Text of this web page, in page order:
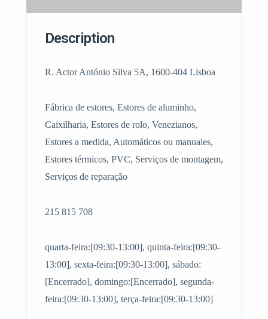
Description
R. Actor António Silva 5A, 1600-404 Lisboa
Fábrica de estores, Estores de aluminho,
Caixilharia, Estores de rolo, Venezianos,
Estores a medida, Automáticos ou manuales,
Estores térmicos, PVC, Serviços de montagem,
Serviços de reparação
215 815 708
quarta-feira:[09:30-13:00], quinta-feira:[09:30-
13:00], sexta-feira:[09:30-13:00], sábado:
[Encerrado], domingo:[Encerrado], segunda-
feira:[09:30-13:00], terça-feira:[09:30-13:00]